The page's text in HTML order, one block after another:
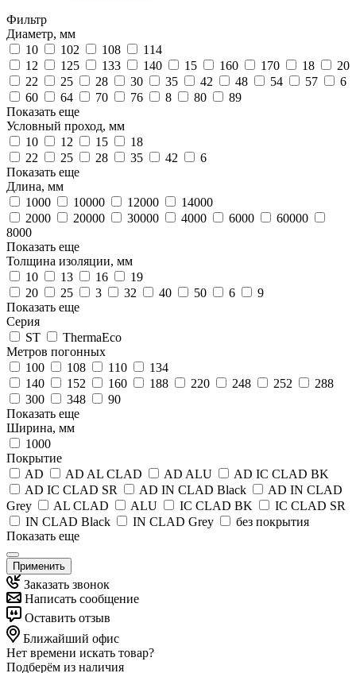
Фильтр
Диаметр, мм
10
102 108
114
12
125 133 140 15 160 170 18
20
22
25 28 30 35 42 48 54 57
6
60
64 70 76 8 80
89
Показать еще
Условный проход, мм
10
12 15
18
22
25 28 35 42
6
Показать еще
Длина, мм
1000
10000 12000
14000
2000
20000 30000 4000 6000
60000
8000
Показать еще
Толщина изоляции, мм
10
13 16
19
20
25 3 32 40 50 6
9
Показать еще
Серия
ST
ThermaEco
Метров погонных
100
108 110
134
140
152 160 188 220 248 252
288
300
348
90
Показать еще
Ширина, мм
1000
Покрытие
AD
AD AL CLAD AD ALU
AD IC CLAD BK
AD IC CLAD SR
AD IN CLAD Black
AD IN CLAD
Grey
AL CLAD ALU IC CLAD BK
IC CLAD SR
IN CLAD Black
IN CLAD Grey
без покрытия
Показать еще
Применить
Заказать звонок
Написать сообщение
Оставить отзыв
Ближайший офис
Нет времени искать товар?
Подберём из наличия